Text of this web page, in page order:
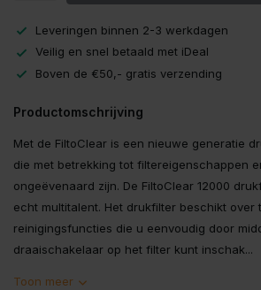
Leveringen binnen 2-3 werkdagen
Veilig en snel betaald met iDeal
Boven de €50,- gratis verzending
Productomschrijving
Met de FiltoClear is een nieuwe generatie
die met betrekking tot filtereigenschappen
ongeëvenaard zijn. De FiltoClear 12000
echt multitalent. Het drukfilter beschikt over
reinigingsfuncties die u eenvoudig door
draaischakelaar op het filter kunt inschak...
Toon meer